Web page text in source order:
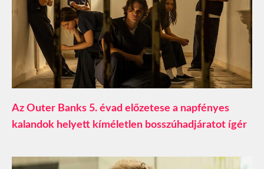
Az Outer Banks 5. évad előzetese a napfényes
kalandok helyett kíméletlen bosszúhadjáratot ígér